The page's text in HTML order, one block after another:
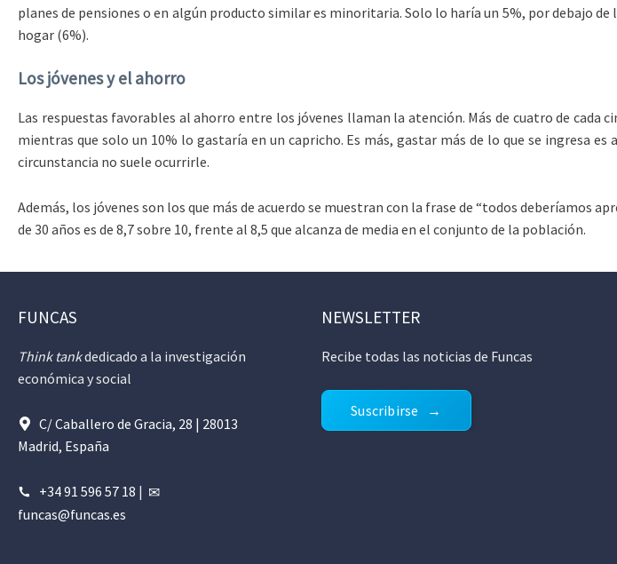
planes de pensiones o en algún producto similar es minoritaria. Solo lo haría un 5%, por debajo
hogar (6%).
Los jóvenes y el ahorro
Las respuestas favorables al ahorro entre los jóvenes llaman la atención. Más de cuatro de
mientras que solo un 10% lo gastaría en un capricho. Es más, gastar más de lo que se ingresa
circunstancia no suele ocurrirle.
Además, los jóvenes son los que más de acuerdo se muestran con la frase de “todos deberíamos
de 30 años es de 8,7 sobre 10, frente al 8,5 que alcanza de media en el conjunto de la población.
FUNCAS
Think tankdedicado a la investigación
económica y social
C/ Caballero de Gracia, 28 | 28013
Madrid, España
+34 91 596 57 18 |
funcas@funcas.es
NEWSLETTER
Recibe todas las noticias de Funcas
Suscribirse